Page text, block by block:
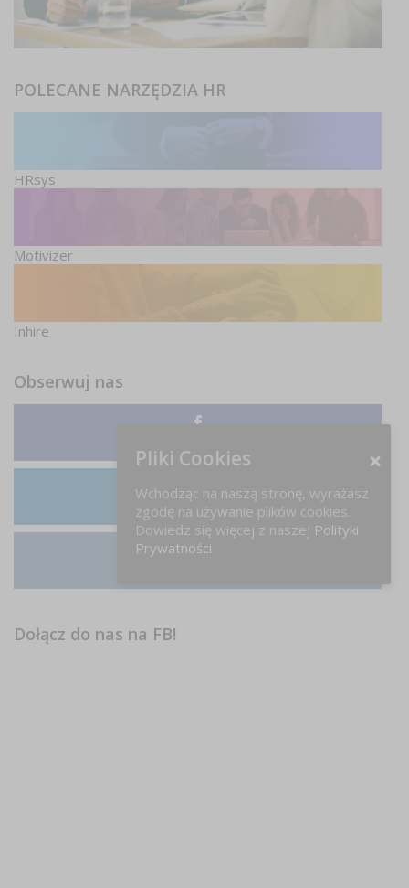
POLECANE NARZĘDZIA HR
HRsys
Motivizer
Inhire
Obserwuj nas
LinkedIn
Dołącz do nas na FB!
Pliki Cookies
Wchodząc na naszą stronę, wyrażasz
zgodę na używanie plików cookies.
Dowiedz się więcej z naszej Polityki
Prywatności